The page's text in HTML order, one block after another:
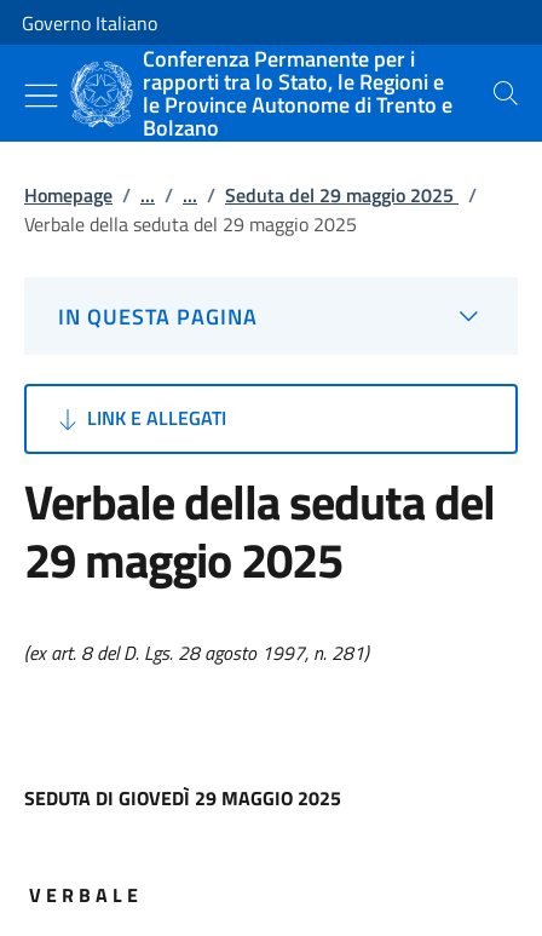
Vai al contenuto
Vai alla navigazione del sito
Governo Italiano
Conferenza Permanente per i
rapporti tra lo Stato, le Regioni e
le Province Autonome di Trento e
Bolzano
Cerca
Homepage / ... / ... / Seduta del 29 maggio 2025 /
Verbale della seduta del 29 maggio 2025
IN QUESTA PAGINA
LINK E ALLEGATI
Verbale della seduta del
29 maggio 2025
(ex art. 8 del D. Lgs. 28 agosto 1997, n. 281)
SEDUTA DI GIOVEDÌ 29 MAGGIO 2025
V E R B A L E